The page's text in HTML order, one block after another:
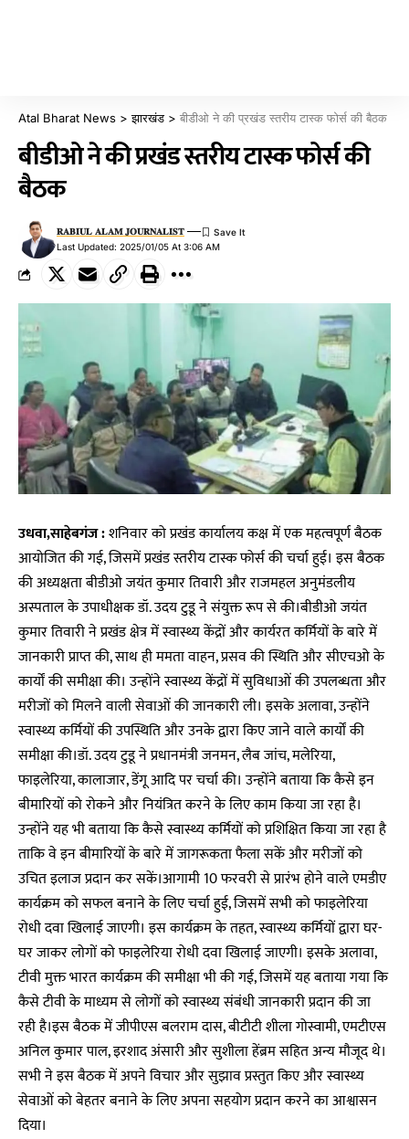
Atal Bharat News >झारखंड > बीडीओ ने की प्रखंड स्तरीय टास्क फोर्स की बैठक
बीडीओ ने की प्रखंड स्तरीय टास्क फोर्स की
बैठक
Last Updated: 2025/01/05 At 3:06 AM
𝐑𝐀𝐁𝐈𝐔𝐋 𝐀𝐋𝐀𝐌 𝐉𝐎𝐔𝐑𝐍𝐀𝐋𝐈𝐒𝐓
उधवा,साहेबगंज :शनिवार को प्रखंड कार्यालय कक्ष में एक महत्वपूर्ण बैठक
आयोजित की गई, जिसमें प्रखंड स्तरीय टास्क फोर्स की चर्चा हुई। इस बैठक
की अध्यक्षता बीडीओ जयंत कुमार तिवारी और राजमहल अनुमंडलीय
अस्पताल के उपाधीक्षक डॉ. उदय टुडू ने संयुक्त रूप से की।बीडीओ जयंत
कुमार तिवारी ने प्रखंड क्षेत्र में स्वास्थ्य केंद्रों और कार्यरत कर्मियों के बारे में
जानकारी प्राप्त की, साथ ही ममता वाहन, प्रसव की स्थिति और सीएचओ के
कार्यों की समीक्षा की। उन्होंने स्वास्थ्य केंद्रों में सुविधाओं की उपलब्धता और
मरीजों को मिलने वाली सेवाओं की जानकारी ली। इसके अलावा, उन्होंने
स्वास्थ्य कर्मियों की उपस्थिति और उनके द्वारा किए जाने वाले कार्यों की
समीक्षा की।डॉ. उदय टुडू ने प्रधानमंत्री जनमन, लैब जांच, मलेरिया,
फाइलेरिया, कालाजार, डेंगू आदि पर चर्चा की। उन्होंने बताया कि कैसे इन
बीमारियों को रोकने और नियंत्रित करने के लिए काम किया जा रहा है।
उन्होंने यह भी बताया कि कैसे स्वास्थ्य कर्मियों को प्रशिक्षित किया जा रहा है
ताकि वे इन बीमारियों के बारे में जागरूकता फैला सकें और मरीजों को
उचित इलाज प्रदान कर सकें।आगामी 10 फरवरी से प्रारंभ होने वाले एमडीए
कार्यक्रम को सफल बनाने के लिए चर्चा हुई, जिसमें सभी को फाइलेरिया
रोधी दवा खिलाई जाएगी। इस कार्यक्रम के तहत, स्वास्थ्य कर्मियों द्वारा घर-
घर जाकर लोगों को फाइलेरिया रोधी दवा खिलाई जाएगी। इसके अलावा,
टीवी मुक्त भारत कार्यक्रम की समीक्षा भी की गई, जिसमें यह बताया गया कि
कैसे टीवी के माध्यम से लोगों को स्वास्थ्य संबंधी जानकारी प्रदान की जा
रही है।इस बैठक में जीपीएस बलराम दास, बीटीटी शीला गोस्वामी, एमटीएस
अनिल कुमार पाल, इरशाद अंसारी और सुशीला हेंब्रम सहित अन्य मौजूद थे।
सभी ने इस बैठक में अपने विचार और सुझाव प्रस्तुत किए और स्वास्थ्य
सेवाओं को बेहतर बनाने के लिए अपना सहयोग प्रदान करने का आश्वासन
दिया।